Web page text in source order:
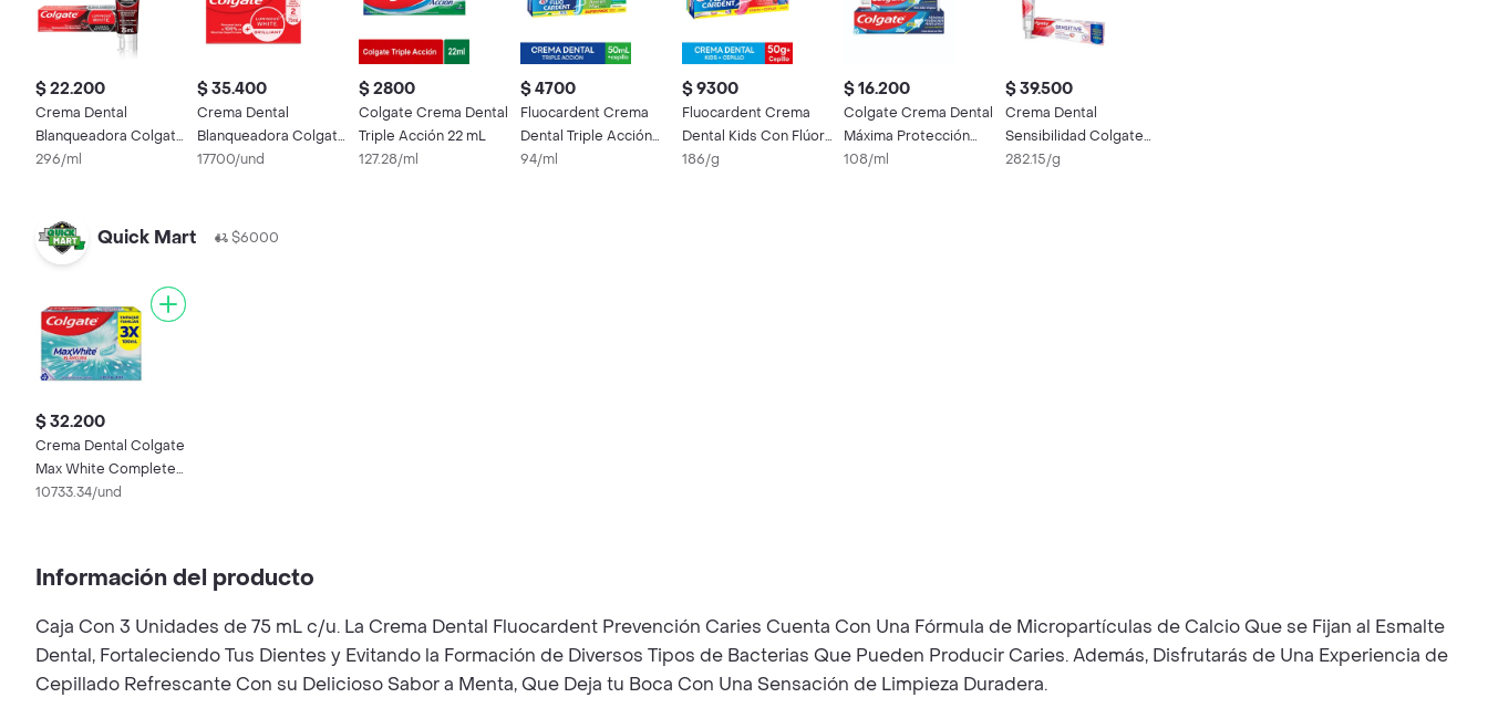
$ 22.200
Crema Dental
Blanqueadora Colgate
Luminous White
296/ml
$ 35.400
Crema Dental
Blanqueadora Colgate
Luminous Brilliant 75
17700/und
$ 2800
Colgate Crema Dental
Triple Acción 22 mL
127.28/ml
$ 4700
Fluocardent Crema
Dental Triple Acción
Max 50 mL + Cepillo 1
94/ml
$ 9300
Fluocardent Crema
Dental Kids Con Flúor
50 g + Cepillo 1 Und
186/g
$ 16.200
Colgate Crema Dental
Máxima Protección
Anticaries 150 mL
108/ml
$ 39.500
Crema Dental
Sensibilidad Colgate
Sensitive Pro 140 g
282.15/g
Quick Mart $6000
$ 32.200
Crema Dental Colgate
Max White Complete
Clean 100 mL x 3 Und
10733.34/und
Información del producto
Caja Con 3 Unidades de 75 mL c/u. La Crema Dental Fluocardent Prevención Caries Cuenta Con Una Fórmula de Micropartículas de Calcio Que se Fijan al Esmalte
Dental, Fortaleciendo Tus Dientes y Evitando la Formación de Diversos Tipos de Bacterias Que Pueden Producir Caries. Además, Disfrutarás de Una Experiencia de
Cepillado Refrescante Con su Delicioso Sabor a Menta, Que Deja tu Boca Con Una Sensación de Limpieza Duradera.